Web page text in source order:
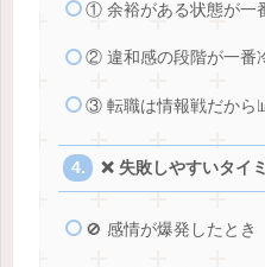
① 余裕がある状態が一
② 違和感の段階が一番
③ 転職は情報戦だから
❌ 失敗しやすいタイ
🚫 感情が爆発したとき